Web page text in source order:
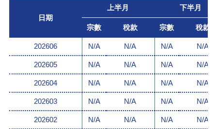
日期
上半月 下半月
宗數 稅款 宗數 稅款
202606 N/A N/A N/A N/A
202605 N/A N/A N/A N/A
202604 N/A N/A N/A N/A
202603 N/A N/A N/A N/A
202602 N/A N/A N/A N/A